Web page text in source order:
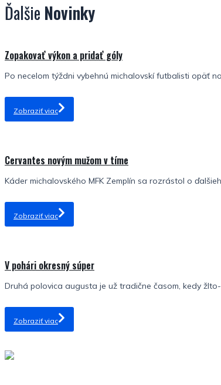
Ďalšie Novinky
Zopakovať výkon a pridať góly
Po necelom týždni vybehnú michalovskí futbalisti opäť
Zobraziť viac
Cervantes novým mužom v tíme
Káder michalovského MFK Zemplín sa rozrástol o
Zobraziť viac
V pohári okresný súper
Druhá polovica augusta je už tradične časom, kedy
Zobraziť viac